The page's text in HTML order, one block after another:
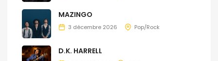
MAZINGO
3 décembre 2026 Pop/Rock
D.K. HARRELL